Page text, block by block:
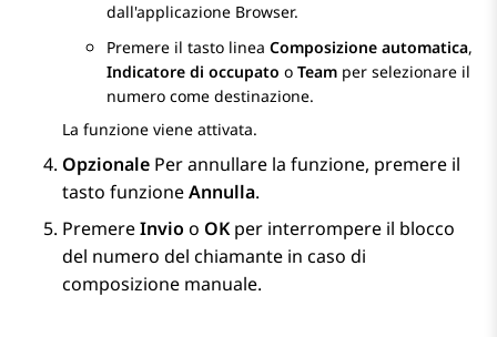
dall'applicazione Browser.
Premere il tasto linea Composizione automatica,
Indicatore di occupato o Team per selezionare il
numero come destinazione.
La funzione viene attivata.
Opzionale Per annullare la funzione, premere il
tasto funzioneAnnulla.
PremereInvio o OKper interrompere il blocco
del numero del chiamante in caso di
composizione manuale.